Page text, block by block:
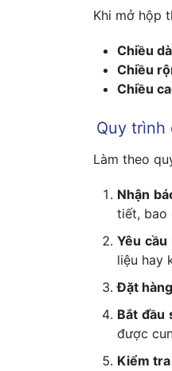
Khi mở hộp
Chiều
Chiều
Chiều
Quy trình
Làm theo
Nhận
tiết, bao
Yêu cầu
liệu hay
Đặt hàng
Bắt đầu
được
Kiểm